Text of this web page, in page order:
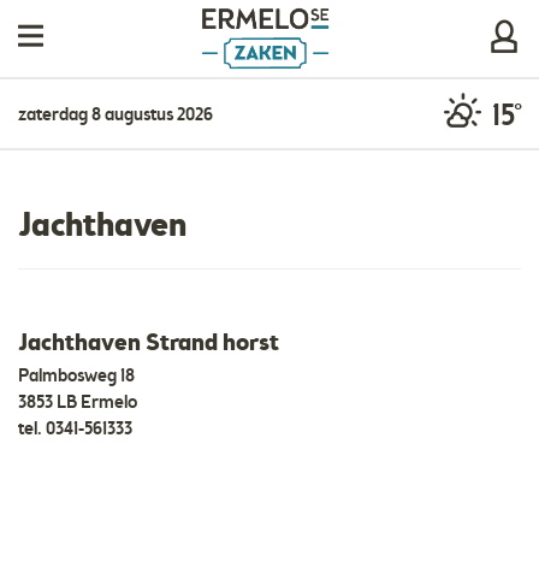
zaterdag 8 augustus 2026 15°
Jachthaven
Jachthaven Strand horst
Palmbosweg 18
3853 LB Ermelo
tel. 0341-561333